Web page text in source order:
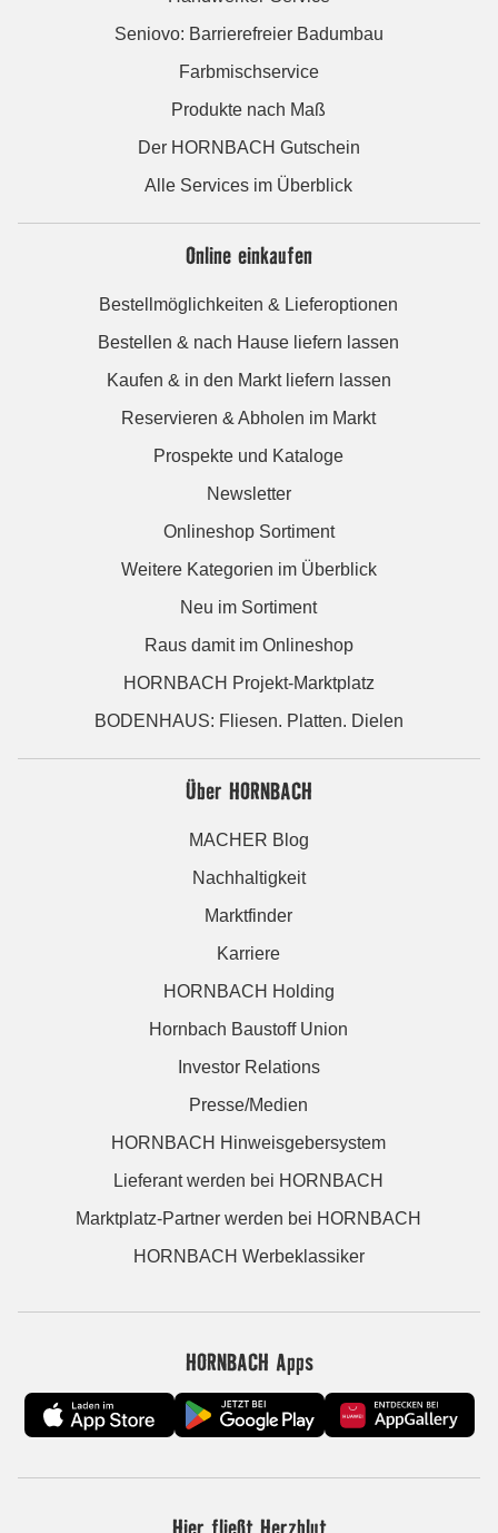
Seniovo: Barrierefreier Badumbau
Farbmischservice
Produkte nach Maß
Der HORNBACH Gutschein
Alle Services im Überblick
Online einkaufen
Bestellmöglichkeiten & Lieferoptionen
Bestellen & nach Hause liefern lassen
Kaufen & in den Markt liefern lassen
Reservieren & Abholen im Markt
Prospekte und Kataloge
Newsletter
Onlineshop Sortiment
Weitere Kategorien im Überblick
Neu im Sortiment
Raus damit im Onlineshop
HORNBACH Projekt-Marktplatz
BODENHAUS: Fliesen. Platten. Dielen
Über HORNBACH
MACHER Blog
Nachhaltigkeit
Marktfinder
Karriere
HORNBACH Holding
Hornbach Baustoff Union
Investor Relations
Presse/Medien
HORNBACH Hinweisgebersystem
Lieferant werden bei HORNBACH
Marktplatz-Partner werden bei HORNBACH
HORNBACH Werbeklassiker
HORNBACH Apps